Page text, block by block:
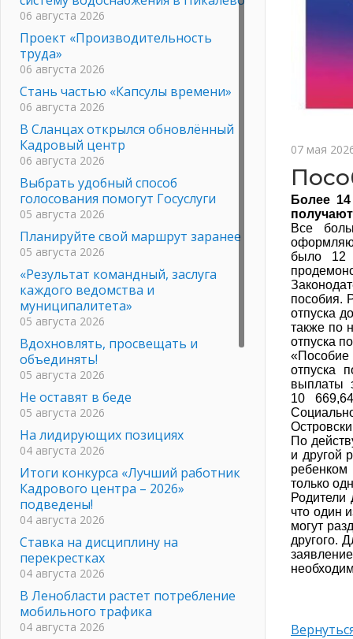
07 мая
Более
Все
было 12
пособия.
отпуска
также по
отпуска
отпуска
выплаты
10
По
и другой
ребенком
только
Родители
что один
могут
другого.
06 августа 2026
Проект «Производительность
труда»
06 августа 2026
Стань частью «Капсулы времени»
06 августа 2026
В Сланцах открылся обновлённый
Кадровый центр
06 августа 2026
Выбрать удобный способ
голосования помогут Госуслуги
05 августа 2026
Планируйте свой маршрут заранее
05 августа 2026
«Результат командный, заслуга
каждого ведомства и
муниципалитета»
05 августа 2026
Вдохновлять, просвещать и
объединять!
05 августа 2026
Не оставят в беде
05 августа 2026
На лидирующих позициях
04 августа 2026
Итоги конкурса «Лучший работник
Кадрового центра – 2026»
подведены!
04 августа 2026
Ставка на дисциплину на
перекрестках
04 августа 2026
В Ленобласти растет потребление
мобильного трафика
04 августа 2026